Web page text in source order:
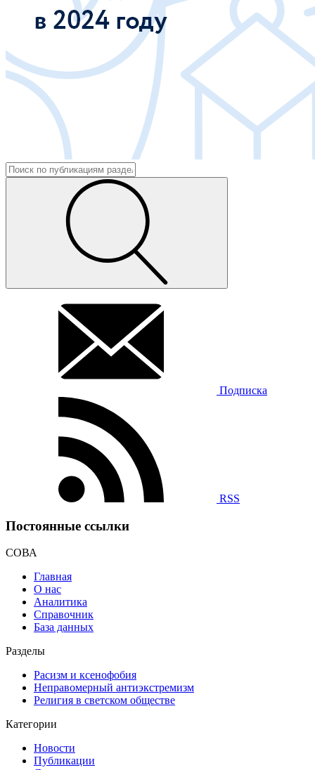
Подписка
RSS
Постоянные ссылки
СОВА
Главная
О нас
Аналитика
Справочник
База данных
Разделы
Расизм и ксенофобия
Неправомерный антиэкстремизм
Религия в светском обществе
Категории
Новости
Публикации